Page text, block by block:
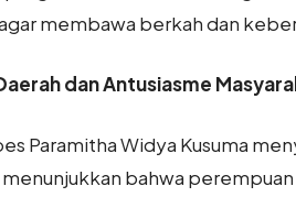
membawa berkah dan
dan Antusiasme
Paramitha Widya Kusuma
bahwa